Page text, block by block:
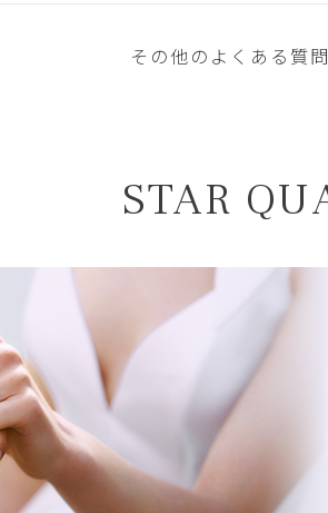
その他のよくある質
STAR